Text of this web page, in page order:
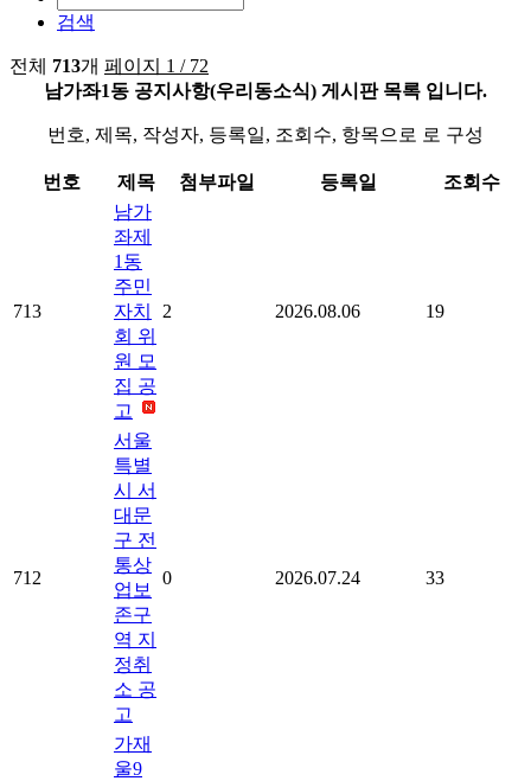
검색
전체 713개 페이지 1 / 72
남가좌1동 공지사항(우리동소식) 게시판 목록 입니다.
번호, 제목, 작성자, 등록일, 조회수, 항목으로 로 구성
번호 제목 첨부파일 등록일 조회수
713
남가
좌제
1동
주민
자치
회 위
원 모
집 공
고
2 2026.08.06 19
712
서울
특별
시 서
대문
구 전
통상
업보
존구
역 지
정취
소 공
고
0 2026.07.24 33
가재
울9